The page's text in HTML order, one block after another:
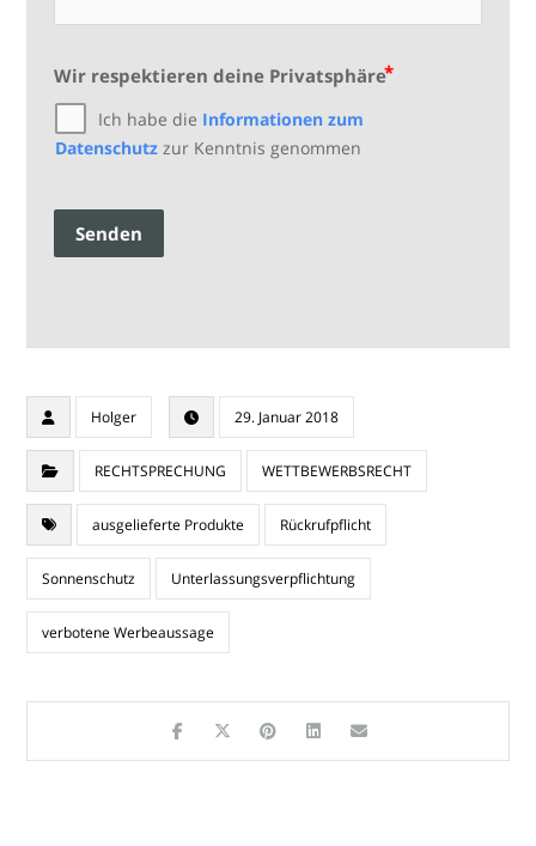
Wir respektieren deine Privatsphäre
Ich habe die Informationen zum
Datenschutzzur Kenntnis genommen
Senden
Holger 29. Januar 2018
RECHTSPRECHUNG WETTBEWERBSRECHT
ausgelieferte Produkte Rückrufpflicht
Sonnenschutz Unterlassungsverpflichtung
verbotene Werbeaussage